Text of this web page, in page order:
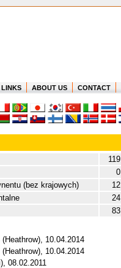
LINKS ABOUT US CONTACT
119
0
(bez krajowych)
12
24
83
10.04.2014
10.04.2014
08.02.2011